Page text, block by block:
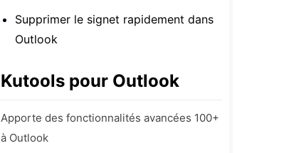
Supprimer le signet rapidement dans
Outlook
Kutools pour Outlook
Apporte des fonctionnalités avancées 100+
à Outlook